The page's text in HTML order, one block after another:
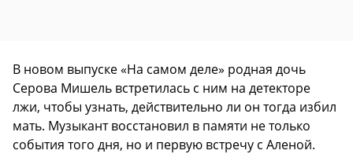
В новом выпуске «На самом деле» родная дочь
Серова Мишель встретилась с ним на детекторе
лжи, чтобы узнать, действительно ли он тогда избил
мать. Музыкант восстановил в памяти не только
события того дня, но и первую встречу с Аленой.